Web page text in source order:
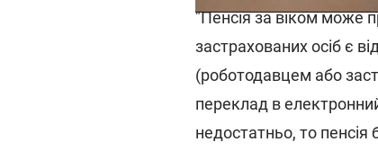
"Пенсія за віком може
застрахованих осіб є
(роботодавцем або
переклад в
недостатньо, то